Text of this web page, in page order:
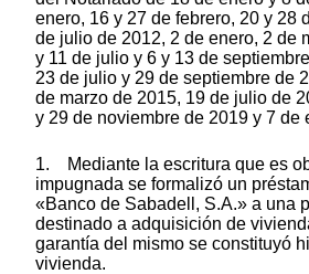
enero, 16 y 27 de febrero, 20 y 28
de julio de 2012, 2 de enero, 2 de
y 11 de julio y 6 y 13 de
23 de julio y 29 de septiembre de
de marzo de 2015, 19 de julio de
y 29 de noviembre de 2019 y 7 de
1. Mediante la escritura que es
impugnada se formalizó un
«Banco de Sabadell, S.A.» a una
destinado a adquisición de
garantía del mismo se constituyó
vivienda.